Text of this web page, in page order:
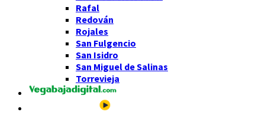
Rafal
Redován
Rojales
San Fulgencio
San Isidro
San Miguel de Salinas
Torrevieja